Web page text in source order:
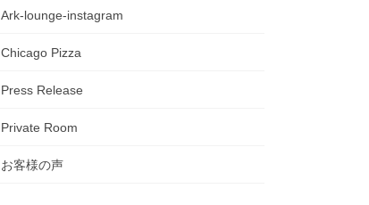
Ark-lounge-instagram
Chicago Pizza
Press Release
Private Room
お客様の声